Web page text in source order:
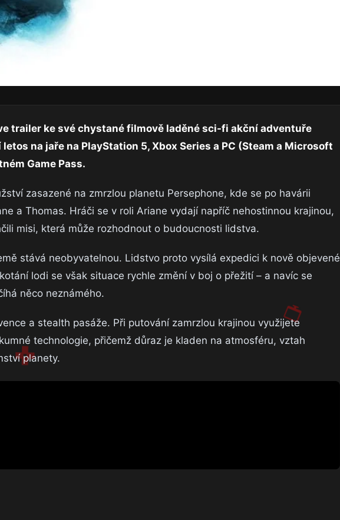
trailer ke své chystané filmově laděné sci-fi akční adventuře
na jaře na PlayStation 5, Xbox Series a PC (Steam a Microsoft
Game Pass.
zasazené na zmrzlou planetu Persephone, kde se po havárii
a Thomas. Hráči se v roli Ariane vydají napříč nehostinnou krajinou,
misi, která může rozhodnout o budoucnosti lidstva.
stává neobyvatelnou. Lidstvo proto vysílá expedici k nově objevené
lodi se však situace rychle změní v boj o přežití – a navíc se
něco neznámého.
a stealth pasáže. Při putování zamrzlou krajinou využijete
technologie, přičemž důraz je kladen na atmosféru, vztah
planety.